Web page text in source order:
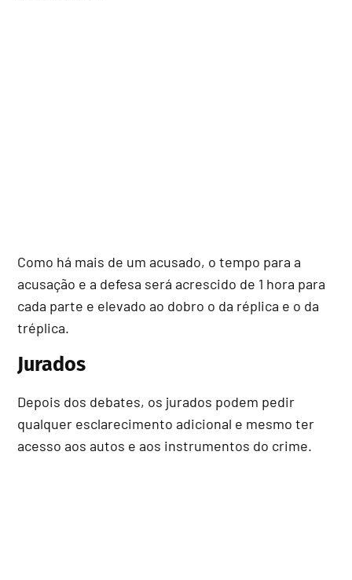
Como há mais de um acusado, o tempo para a
acusação e a defesa será acrescido de 1 hora para
cada parte e elevado ao dobro o da réplica e o da
tréplica.
Jurados
Depois dos debates, os jurados podem pedir
qualquer esclarecimento adicional e mesmo ter
acesso aos autos e aos instrumentos do crime.